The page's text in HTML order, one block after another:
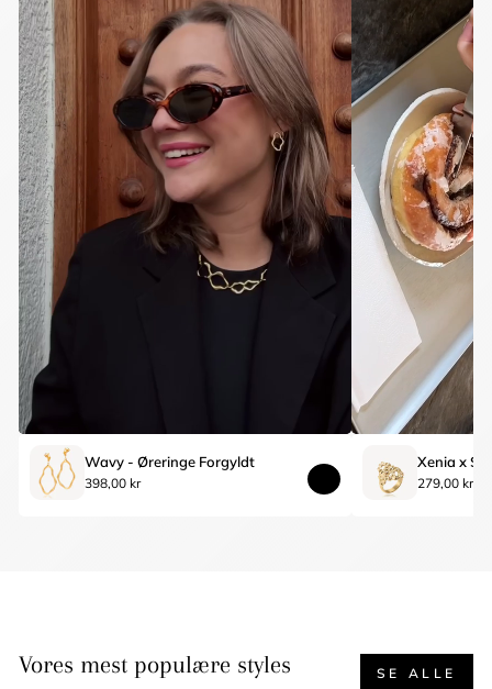
Wavy - Øreringe Forgyldt
398,00 kr 279,00 kr
Vores mest populære styles SE ALLE